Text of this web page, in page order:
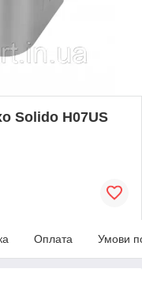
Solido H07US
Оплата Умови